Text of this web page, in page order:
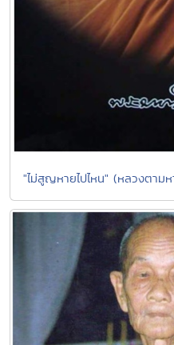
"ไม่สูญหายไปไหน" (หลวงตา